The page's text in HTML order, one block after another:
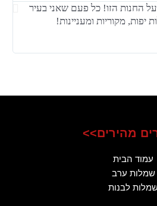
החנות הזו! כל פעם שאני בעיר
מקוריות ומעניינות!
מהירים>>
עמוד הבית
שמלות ערב
לבנות